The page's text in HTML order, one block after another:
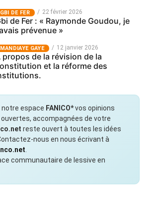
GBI DE FER 22 février 2026
de Fer : « Raymonde Goudou, je
prévenue »
MANDIAYE GAYE 12 janvier 2026
propos de la révision de la
et la réforme des
espace FANICO*vos opinions
accompagnées de votre
reste ouvert à toutes les idées
nous en nous écrivant à
communautaire de lessive en